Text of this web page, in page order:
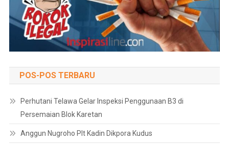
POS-POS TERBARU
Perhutani Telawa Gelar Inspeksi Penggunaan B3 di
Persemaian Blok Karetan
Anggun Nugroho Plt Kadin Dikpora Kudus